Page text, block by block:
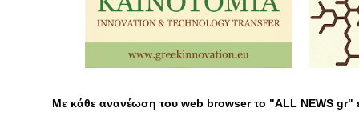
Με κάθε ανανέωση του web browser το "ALL NEWS gr"